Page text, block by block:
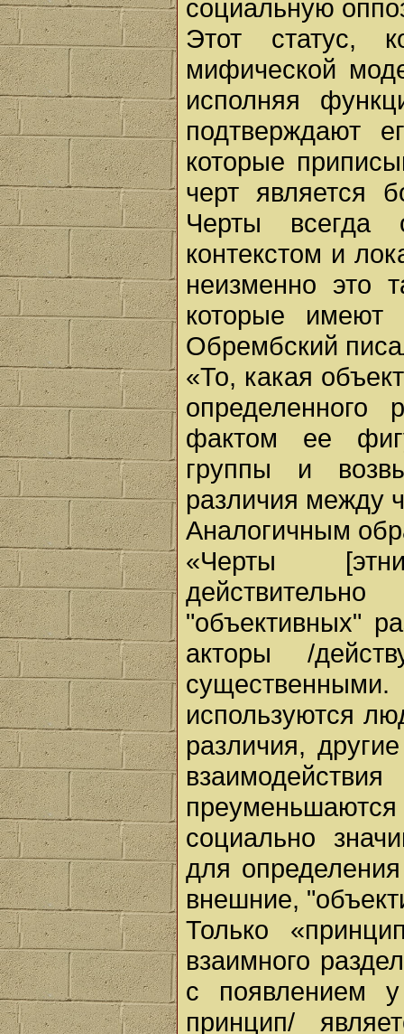
социальную
Этот статус,
мифической
исполняя
подтверждают
которые
черт является
Черты всегда
контекстом и
неизменно это
которые имеют
Обрембский
«То, какая
определенного
фактом ее
группы и
различия между
Аналогичным
«Черты
"объективных"
акторы /
используются
различия,
социально
для
внешние,
Только
взаимного
с появлением
принцип/